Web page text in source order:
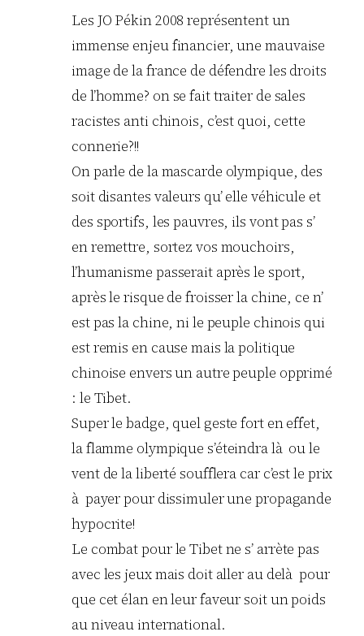
Les JO Pékin 2008 représentent un
immense enjeu financier, une mauvaise
image de la france de défendre les droits
de l’homme? on se fait traiter de sales
racistes anti chinois, c’est quoi, cette
connerie?!!
On parle de la mascarde olympique, des
soit disantes valeurs qu’ elle véhicule et
des sportifs, les pauvres, ils vont pas s’
en remettre, sortez vos mouchoirs,
l’humanisme passerait après le sport,
après le risque de froisser la chine, ce n’
est pas la chine, ni le peuple chinois qui
est remis en cause mais la politique
chinoise envers un autre peuple opprimé
: le Tibet.
Super le badge, quel geste fort en effet,
la flamme olympique s’éteindra là ou le
vent de la liberté soufflera car c’est le prix
à payer pour dissimuler une propagande
hypocrite!
Le combat pour le Tibet ne s’ arrète pas
avec les jeux mais doit aller au delà pour
que cet élan en leur faveur soit un poids
au niveau international.